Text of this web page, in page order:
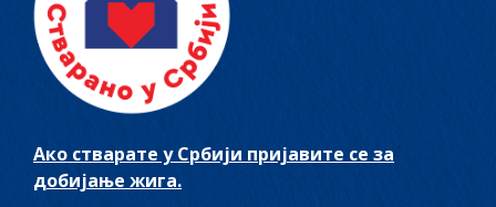
Ако стварате у Србији пријавите се за
добијање жига.